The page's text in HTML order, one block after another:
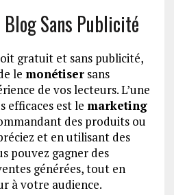
Sans Publicité
gratuit et sans publicité,
le monétisersans
de vos lecteurs. L’une
efficaces est le marketing
des produits ou
et en utilisant des
pouvez gagner des
générées, tout en
à votre audience.